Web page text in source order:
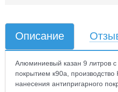
Описание
Алюминиевый казан 9 литров
покрытием к90а,
нанесения антипригарного